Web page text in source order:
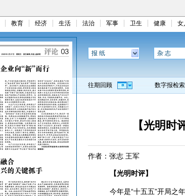
教育 经济 生活 法治 军事 卫生 健康 女
报 纸 杂 志
往期回顾 数字报检索
【光明时
作者：张志 王军
【光明时评】
今年是“十五五”开局之年